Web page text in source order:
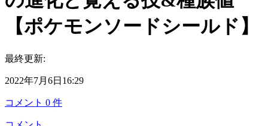
【ポケモンソードシールド】
最終更新:
2022年7月6日16:29
コメント 0 件